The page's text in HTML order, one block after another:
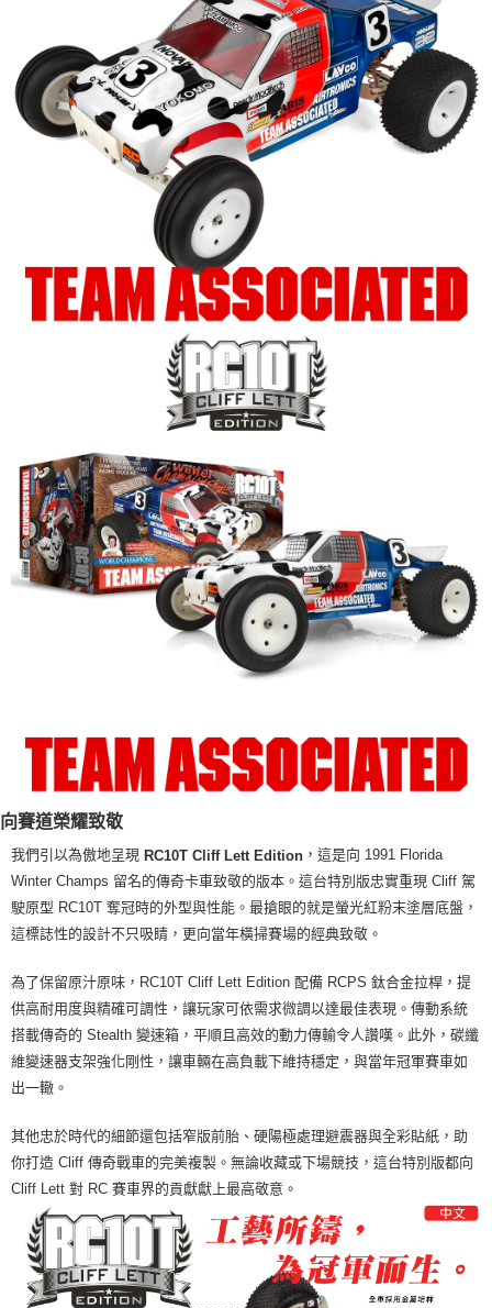
向賽道榮耀致敬
我們引以為傲地呈現 RC10T Cliff Lett Edition ，這是向 1991 Florida
Winter Champs 留名的傳奇卡車致敬的版本。這台特別版忠實重現 Cliff 駕
駛原型 RC10T 奪冠時的外型與性能。最搶眼的就是螢光紅粉末塗層底盤，
這標誌性的設計不只吸睛，更向當年橫掃賽場的經典致敬。
為了保留原汁原味，RC10T Cliff Lett Edition 配備 RCPS 鈦合金拉桿，提
供高耐用度與精確可調性，讓玩家可依需求微調以達最佳表現。傳動系統
搭載傳奇的 Stealth 變速箱，平順且高效的動力傳輸令人讚嘆。此外，碳纖
維變速器支架強化剛性，讓車輛在高負載下維持穩定，與當年冠軍賽車如
出一轍。
其他忠於時代的細節還包括窄版前胎、硬陽極處理避震器與全彩貼紙，助
你打造 Cliff 傳奇戰車的完美複製。無論收藏或下場競技，這台特別版都向
Cliff Lett 對 RC 賽車界的貢獻獻上最高敬意。